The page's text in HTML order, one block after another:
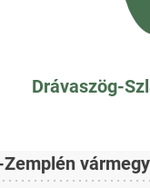
Drávaszög-